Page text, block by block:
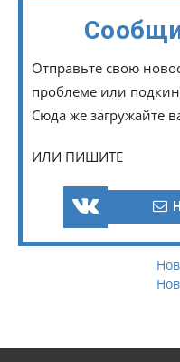
Отправьте свою
проблеме или
Сюда же загружайте
ИЛИ ПИШИТЕ